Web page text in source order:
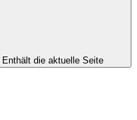
Enthält die aktuelle Seite